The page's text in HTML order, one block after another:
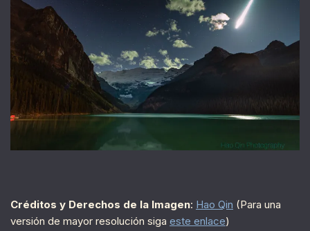
Créditos y Derechos de la Imagen: Hao Qin (Para una
versión de mayor resolución siga este enlace)